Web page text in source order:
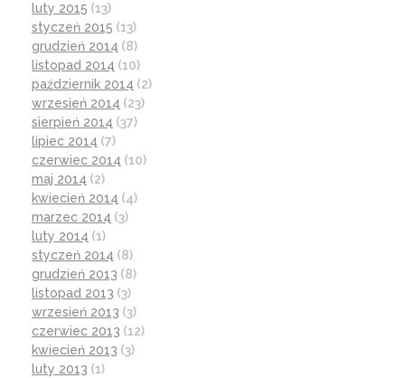
luty 2015 (13)
styczeń 2015 (13)
grudzień 2014 (8)
listopad 2014 (10)
październik 2014 (2)
wrzesień 2014 (23)
sierpień 2014 (37)
lipiec 2014 (7)
czerwiec 2014 (10)
maj 2014 (2)
kwiecień 2014 (4)
marzec 2014 (3)
luty 2014 (1)
styczeń 2014 (8)
grudzień 2013 (8)
listopad 2013 (3)
wrzesień 2013 (3)
czerwiec 2013 (12)
kwiecień 2013 (3)
luty 2013 (1)